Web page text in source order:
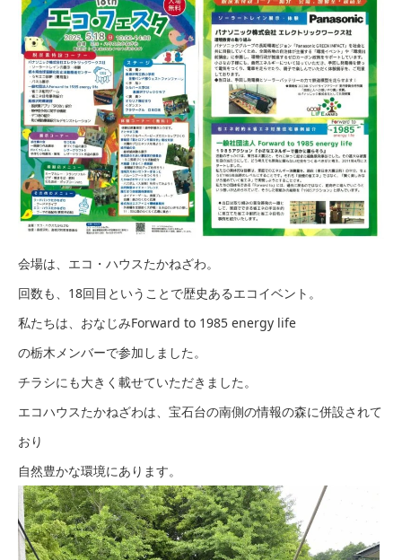
会場は、エコ・ハウスたかねざわ。
回数も、18回目ということで歴史あるエコイベント。
私たちは、おなじみForward to 1985 energy life
の栃木メンバーで参加しました。
チラシにも大きく載せていただきました。
エコハウスたかねざわは、宝石台の南側の情報の森に併設されて
おり
自然豊かな環境にあります。